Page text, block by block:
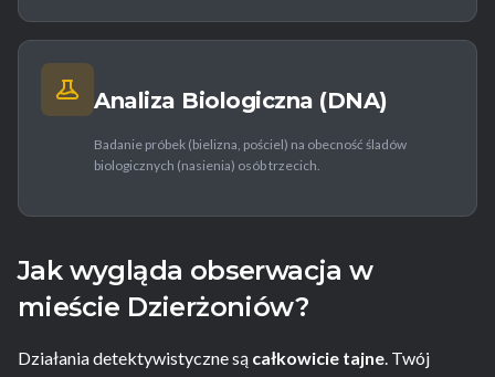
Analiza Biologiczna (DNA)
Badanie próbek (bielizna, pościel) na obecność śladów
biologicznych (nasienia) osób trzecich.
Jak wygląda obserwacja w
mieście Dzierżoniów?
Działania detektywistyczne są całkowicie tajne. Twój